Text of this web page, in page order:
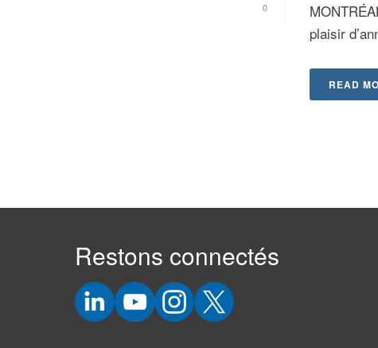
0
plaisir
READ
Restons connectés